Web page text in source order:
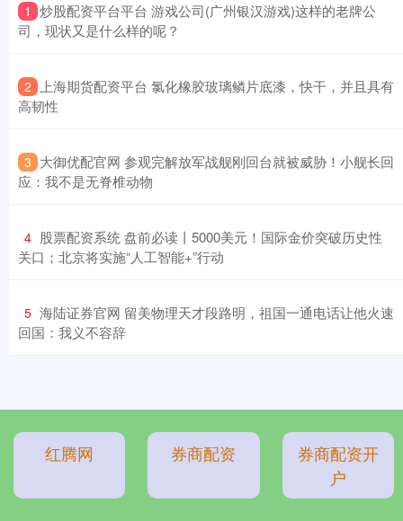
1 ​炒股配资平台平台 游戏公司(广州银汉游戏)这样的老牌公
司，现状又是什么样的呢？
2 ​上海期货配资平台 氯化橡胶玻璃鳞片底漆，快干，并且具有
高韧性
3 ​大御优配官网 参观完解放军战舰刚回台就被威胁！小舰长回
应：我不是无脊椎动物
4 ​股票配资系统 盘前必读丨5000美元！国际金价突破历史性
关口；北京将实施“人工智能+”行动
5 ​海陆证券官网 留美物理天才段路明，祖国一通电话让他火速
回国：我义不容辞
红腾网 券商配资
券商配资开
户